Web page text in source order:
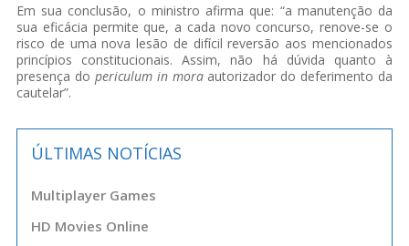
Em sua conclusão, o ministro afirma que: “a manutenção da
sua eficácia permite que, a cada novo concurso, renove-se o
risco de uma nova lesão de difícil reversão aos mencionados
princípios constitucionais. Assim, não há dúvida quanto à
presença do periculum in moraautorizador do deferimento da
cautelar”.
ÚLTIMAS NOTÍCIAS
Multiplayer Games
HD Movies Online